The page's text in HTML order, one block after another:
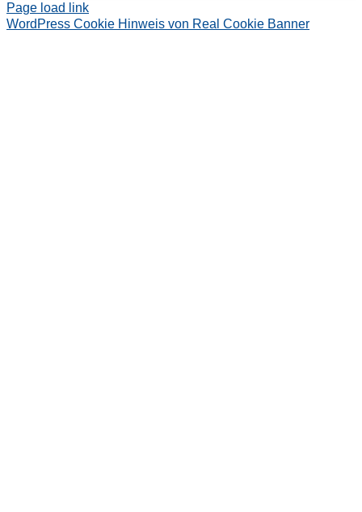
Page load link
WordPress Cookie Hinweis von Real Cookie Banner